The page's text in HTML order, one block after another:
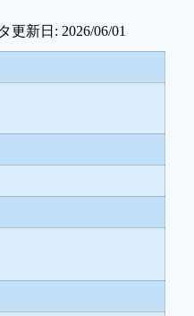
更新日: 2026/06/01